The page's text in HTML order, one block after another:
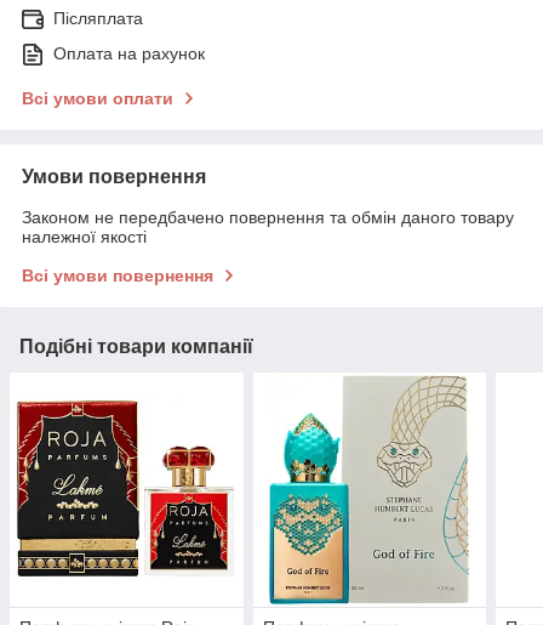
Післяплата
Оплата на рахунок
Всі умови оплати
Умови повернення
Законом не передбачено повернення та обмін даного товару
належної якості
Всі умови повернення
Подібні товари компанії